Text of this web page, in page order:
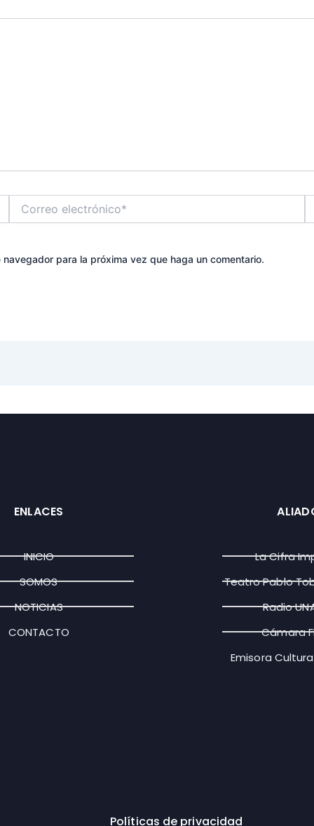
electrónico*
para la próxima vez que haga un comentario.
ENLACES
INICIO
SOMOS
NOTICIAS
CONTACTO
La Cifra
Teatro Pablo
Radio
Cámara
Emisora
Políticas de privacidad